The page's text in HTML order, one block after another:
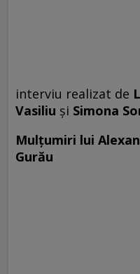
interviu realizat de
Vasiliu şi Simona
Mulţumiri lui
Gurău